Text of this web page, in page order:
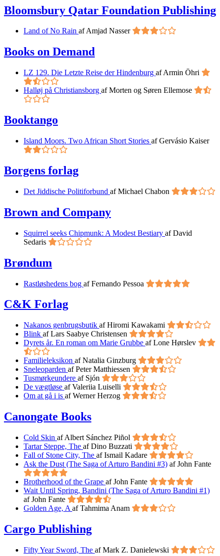
Bloomsbury Qatar Foundation Publishing
Land of No Rain af Amjad Nasser
Books on Demand
LZ 129. Die Letzte Reise der Hindenburg af Armin Öhri
Halløj på Christiansborg af Morten og Søren Ellemose
Booktango
Island Moors. Two African Short Stories af Gervásio Kaiser
Borgens forlag
Det Jiddische Politiforbund af Michael Chabon
Brown and Company
Squirrel seeks Chipmunk: A Modest Bestiary af David
Sedaris
Brøndum
Rastløshedens bog af Fernando Pessoa
C&K Forlag
Nakanos genbrugsbutik af Hiromi Kawakami
Blink af Lars Saabye Christensen
Dyrets år. En roman om Marie Grubbe af Lone Hørslev
Familieleksikon af Natalia Ginzburg
Sneleoparden af Peter Matthiessen
Tusmørkeundere af Sjón
De vægtløse af Valeriia Luiselli
Om at gå i is af Werner Herzog
Canongate Books
Cold Skin af Albert Sánchez Piñol
Tartar Steppe, The af Dino Buzzati
Fall of Stone City, The af Ismail Kadare
Ask the Dust (The Saga of Arturo Bandini #3) af John Fante
Brotherhood of the Grape af John Fante
Wait Until Spring, Bandini (The Saga of Arturo Bandini #1)
af John Fante
Golden Age, A af Tahmima Anam
Cargo Publishing
Fifty Year Sword, The af Mark Z. Danielewski